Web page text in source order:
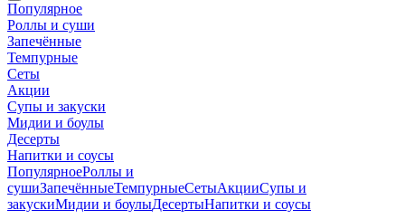
Популярное
Роллы и суши
Запечённые
Темпурные
Сеты
Акции
Супы и закуски
Мидии и боулы
Десерты
Напитки и соусы
ПопулярноеРоллы и
сушиЗапечённыеТемпурныеСетыАкцииСупы и
закускиМидии и боулыДесертыНапитки и соусы